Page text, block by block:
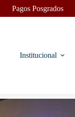
Pagos Posgrados
Institucional